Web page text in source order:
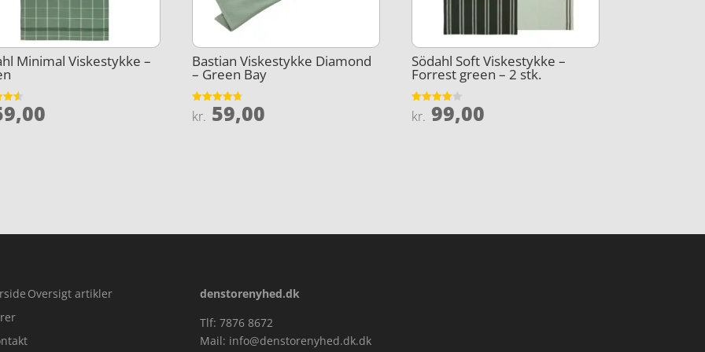
Minimal Viskestykke – Bastian Viskestykke Diamond
– Green Bay
Vurderet
4.7
kr. 59,00
Södahl Soft Viskestykke –
Forrest green – 2 stk.
Vurderet
4
kr. 99,00
Oversigt artikler
denstorenyhed.dk
Tlf: 7876 8672
Mail: info@denstorenyhed.dk.dk